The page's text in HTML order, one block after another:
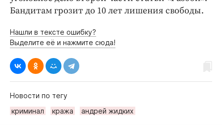
Бандитам грозит до 10 лет лишения свободы.
Нашли в тексте ошибку?
Выделите её и нажмите сюда!
Новости по тегу
криминал
кража андрей жидких